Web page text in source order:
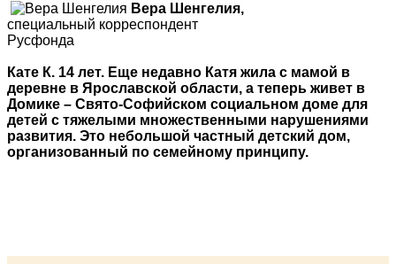
Вера Шенгелия,
специальный корреспондент
Русфонда
Кате К. 14 лет. Еще недавно Катя жила с мамой в
деревне в Ярославской области, а теперь живет в
Домике – Свято-Софийском социальном доме для
детей с тяжелыми множественными нарушениями
развития. Это небольшой частный детский дом,
организованный по семейному принципу.